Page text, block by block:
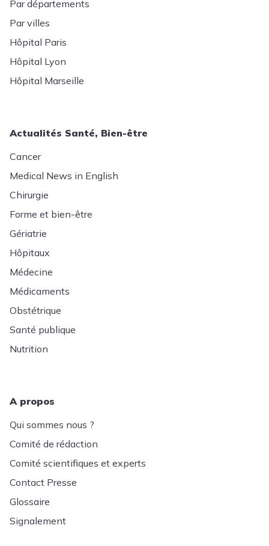
Par départements
Par villes
Hôpital Paris
Hôpital Lyon
Hôpital Marseille
Actualités Santé, Bien-être
Cancer
Medical News in English
Chirurgie
Forme et bien-être
Gériatrie
Hôpitaux
Médecine
Médicaments
Obstétrique
Santé publique
Nutrition
A propos
Qui sommes nous ?
Comité de rédaction
Comité scientifiques et experts
Contact Presse
Glossaire
Signalement